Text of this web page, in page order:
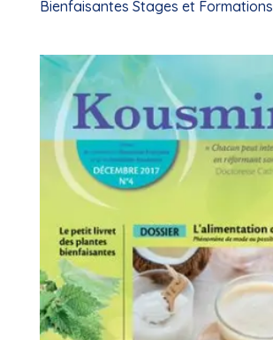
Bienfaisantes Stages et Formations